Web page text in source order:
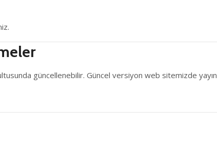
güncellenebilir. Güncel versiyon web sitemizde